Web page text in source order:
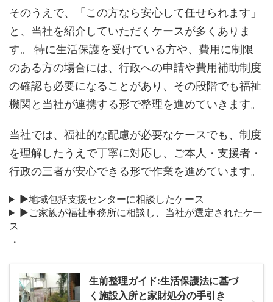
そのうえで、「この方なら安心して任せられます」
と、当社を紹介していただくケースが多くありま
す。 特に生活保護を受けている方や、費用に制限
のある方の場合には、行政への申請や費用補助制度
の確認も必要になることがあり、その段階でも福祉
機関と当社が連携する形で整理を進めていきます。
当社では、福祉的な配慮が必要なケースでも、制度
を理解したうえで丁寧に対応し、ご本人・支援者・
行政の三者が安心できる形で作業を進めています。
▶地域包括支援センターに相談したケース
▶ご家族が福祉事務所に相談し、当社が選定されたケー
ス
・
生前整理ガイド:生活保護法に基づ
く施設入所と家財処分の手引き